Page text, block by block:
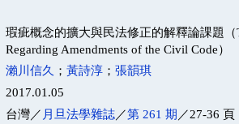
瑕疵概念的擴大與民法修正的解釋論課題（
Regarding Amendments of the Civil Code）
瀨川信久 ； 黃詩淳 ； 張韻琪
2017.01.05
台灣／ 月旦法學雜誌／第 261 期 ／27-36 頁